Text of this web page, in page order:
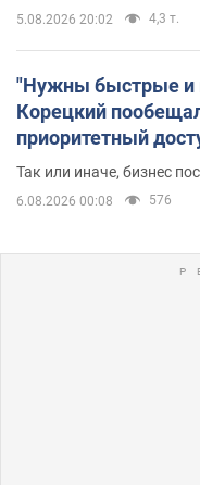
5.08.2026 20:02 4,3 т.
"Нужны быстрые и
Корецкий
приоритетный
помещениям
Так или иначе, бизнес
6.08.2026 00:08 576